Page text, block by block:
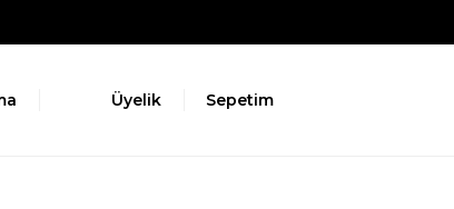
Üyelik Sepetim